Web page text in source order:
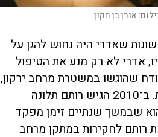
אורן בן חקון
שאדרי היה נחוש להגן על
אדרי לא רק מנע את הטיפול
שהוגשו במשטרת מרחב ירקון,
אלא אף רדף אותו אישית. ב־2010 הגיש רותם תלונה
שבמשך שנתיים זימן מפקד
רותם לחקירות במתקן מרחב